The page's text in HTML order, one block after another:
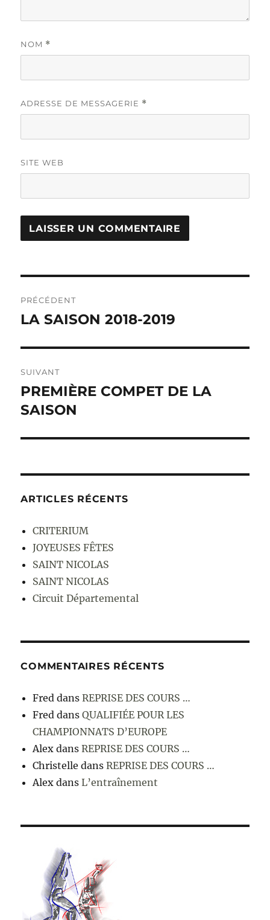
NOM *
ADRESSE DE MESSAGERIE *
SITE WEB
de
PRÉCÉDENT
Publication
LA SAISON 2018-2019
SUIVANT
Publication
suivante :
PREMIÈRE COMPET DE LA
SAISON
ARTICLES RÉCENTS
CRITERIUM
JOYEUSES FÊTES
SAINT NICOLAS
SAINT NICOLAS
Circuit Départemental
COMMENTAIRES RÉCENTS
Fred dansREPRISE DES COURS …
Fred dansQUALIFIÉE POUR LES
CHAMPIONNATS D’EUROPE
Alex dansREPRISE DES COURS …
Christelle dansREPRISE DES COURS …
Alex dansL’entraînement